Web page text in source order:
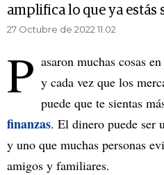
amplifica lo que ya estás
27 Octubre de 2022 11.02
P asaron muchas cosas
y cada vez que los
puede que te sientas
finanzas. El dinero puede ser
y uno que muchas personas
amigos y familiares.